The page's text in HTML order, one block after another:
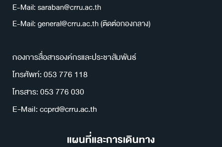
E-Mail: saraban@crru.ac.th
E-Mail: general@crru.ac.th (ติดต่อกองกลาง)
กองการสื่อสารองค์กรและประชาสัมพันธ์
โทรศัพท์: 053 776 118
โทรสาร: 053 776 030
E-Mail: ccprd@crru.ac.th
แผนที่และการเดินทาง